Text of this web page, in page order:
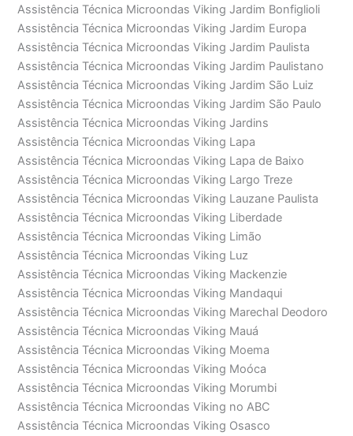
Assistência Técnica Microondas Viking Jardim Bonfiglioli
Assistência Técnica Microondas Viking Jardim Europa
Assistência Técnica Microondas Viking Jardim Paulista
Assistência Técnica Microondas Viking Jardim Paulistano
Assistência Técnica Microondas Viking Jardim São Luiz
Assistência Técnica Microondas Viking Jardim São Paulo
Assistência Técnica Microondas Viking Jardins
Assistência Técnica Microondas Viking Lapa
Assistência Técnica Microondas Viking Lapa de Baixo
Assistência Técnica Microondas Viking Largo Treze
Assistência Técnica Microondas Viking Lauzane Paulista
Assistência Técnica Microondas Viking Liberdade
Assistência Técnica Microondas Viking Limão
Assistência Técnica Microondas Viking Luz
Assistência Técnica Microondas Viking Mackenzie
Assistência Técnica Microondas Viking Mandaqui
Assistência Técnica Microondas Viking Marechal Deodoro
Assistência Técnica Microondas Viking Mauá
Assistência Técnica Microondas Viking Moema
Assistência Técnica Microondas Viking Moóca
Assistência Técnica Microondas Viking Morumbi
Assistência Técnica Microondas Viking no ABC
Assistência Técnica Microondas Viking Osasco